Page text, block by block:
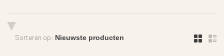
Sorteren op: